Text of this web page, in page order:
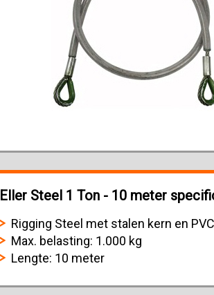
Eller Steel 1 Ton - 10 meter
Rigging Steel met stalen kern en
Max. belasting: 1.000 kg
Lengte: 10 meter